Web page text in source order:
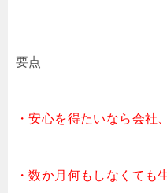
要点
・安心を得たいなら会社
・数か月何もしなくても